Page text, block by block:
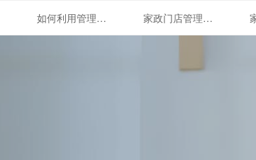
如何利用管理系统打造精细化家政服务 家政门店管理系统的全面解析